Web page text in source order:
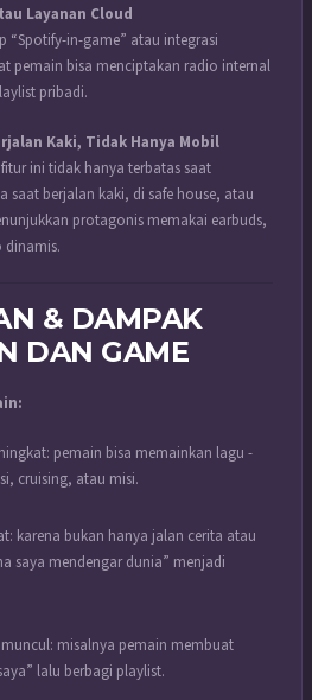
Layanan Cloud
“Spotify-in-game” atau integrasi
pemain bisa menciptakan radio internal
pribadi.
Kaki, Tidak Hanya Mobil
ini tidak hanya terbatas saat
berjalan kaki, di safe house, atau
protagonis memakai earbuds,
dinamis.
& DAMPAK
DAN GAME
pemain bisa memainkan lagu
cruising, atau misi.
karena bukan hanya jalan cerita atau
saya mendengar dunia” menjadi
misalnya pemain membuat
lalu berbagi playlist.